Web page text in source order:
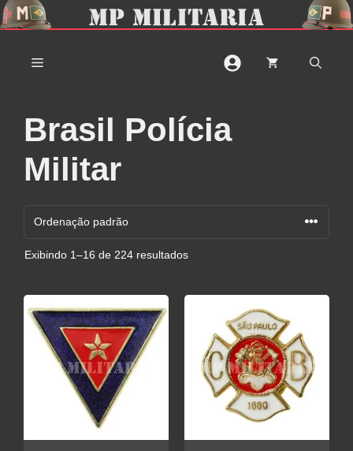
Pular
para
conteúdoMENU
Brasil Polícia
Militar
Exibindo 1–16 de 224 resultados